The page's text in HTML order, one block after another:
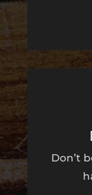
Don’t